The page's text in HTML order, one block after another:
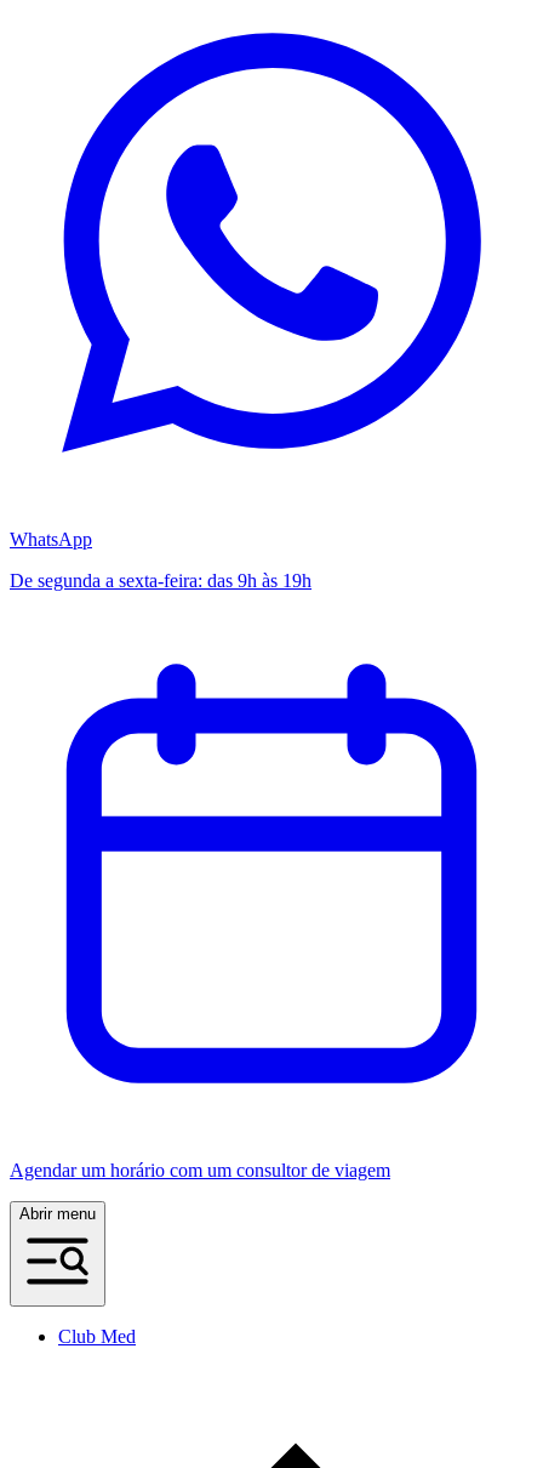
WhatsApp
De segunda a sexta-feira: das 9h às 19h
Agendar um horário com um consultor de viagem
Abrir menu
Club Med